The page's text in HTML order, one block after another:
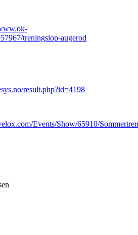
treningslop-augerod
result.php?id=4198
Events/Show/65910/